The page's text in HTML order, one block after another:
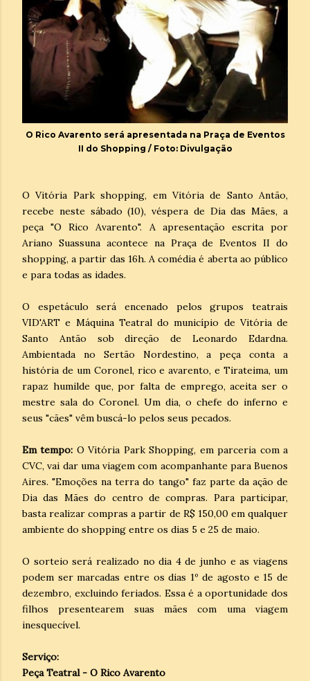
O Rico Avarento será apresentada na Praça de Eventos
II do Shopping / Foto: Divulgação
O Vitória Park shopping, em Vitória de Santo Antão,
recebe neste sábado (10), véspera de Dia das Mães, a
peça "O Rico Avarento". A apresentação escrita por
Ariano Suassuna acontece na Praça de Eventos II do
shopping, a partir das 16h. A comédia é aberta ao público
e para todas as idades.
O espetáculo será encenado pelos grupos teatrais
VID'ART e Máquina Teatral do município de Vitória de
Santo Antão sob direção de Leonardo Edardna.
Ambientada no Sertão Nordestino, a peça conta a
história de um Coronel, rico e avarento, e Tirateima, um
rapaz humilde que, por falta de emprego, aceita ser o
mestre sala do Coronel. Um dia, o chefe do inferno e
seus "cães" vêm buscá-lo pelos seus pecados.
Em tempo: O Vitória Park Shopping, em parceria com a
CVC, vai dar uma viagem com acompanhante para Buenos
Aires. "Emoções na terra do tango" faz parte da ação de
Dia das Mães do centro de compras. Para participar,
basta realizar compras a partir de R$ 150,00 em qualquer
ambiente do shopping entre os dias 5 e 25 de maio.
O sorteio será realizado no dia 4 de junho e as viagens
podem ser marcadas entre os dias 1º de agosto e 15 de
dezembro, excluindo feriados. Essa é a oportunidade dos
filhos presentearem suas mães com uma viagem
inesquecível.
Serviço:
Peça Teatral - O Rico Avarento